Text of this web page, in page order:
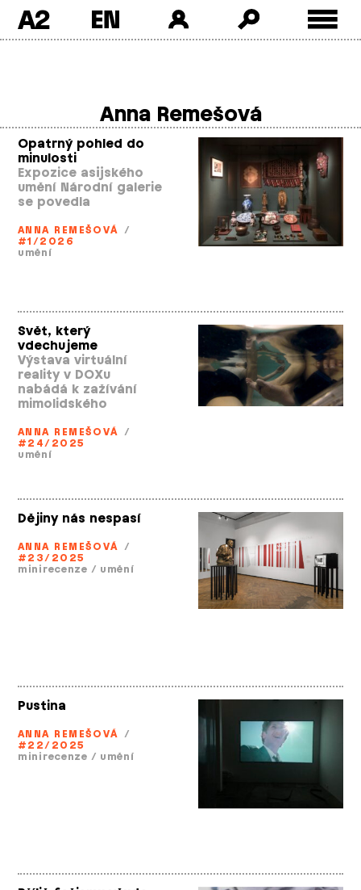
A2
Anna Remešová
Opatrný pohled do
minulosti
Expozice asijského
umění Národní galerie
se povedla
ANNA REMEŠOVÁ /
#1/2026
umění
Svět, který
vdechujeme
Výstava virtuální
reality v DOXu
nabádá k zažívání
mimolidského
ANNA REMEŠOVÁ /
#24/2025
umění
Dějiny nás nespasí
ANNA REMEŠOVÁ /
#23/2025
minirecenze / umění
Pustina
ANNA REMEŠOVÁ /
#22/2025
minirecenze / umění